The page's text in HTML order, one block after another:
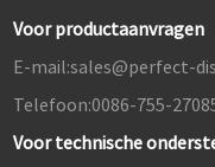
Voor productaanvragen
E-mail:sales@perfect-
Telefoon:0086-755-
Voor technische